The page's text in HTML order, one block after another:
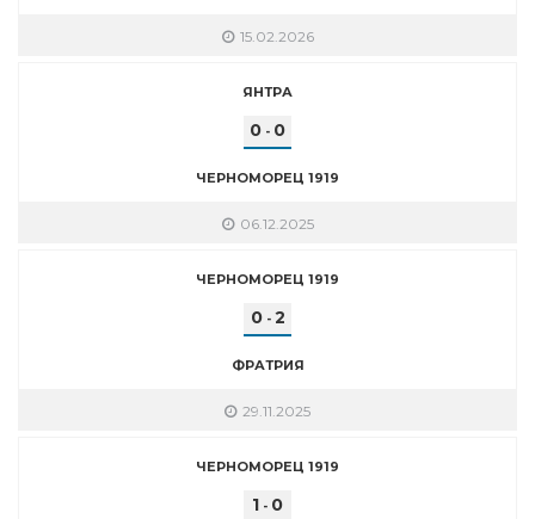
15.02.2026
ЯНТРА
0 - 0
ЧЕРНОМОРЕЦ 1919
06.12.2025
ЧЕРНОМОРЕЦ 1919
0- 2
ФРАТРИЯ
29.11.2025
ЧЕРНОМОРЕЦ 1919
1 - 0